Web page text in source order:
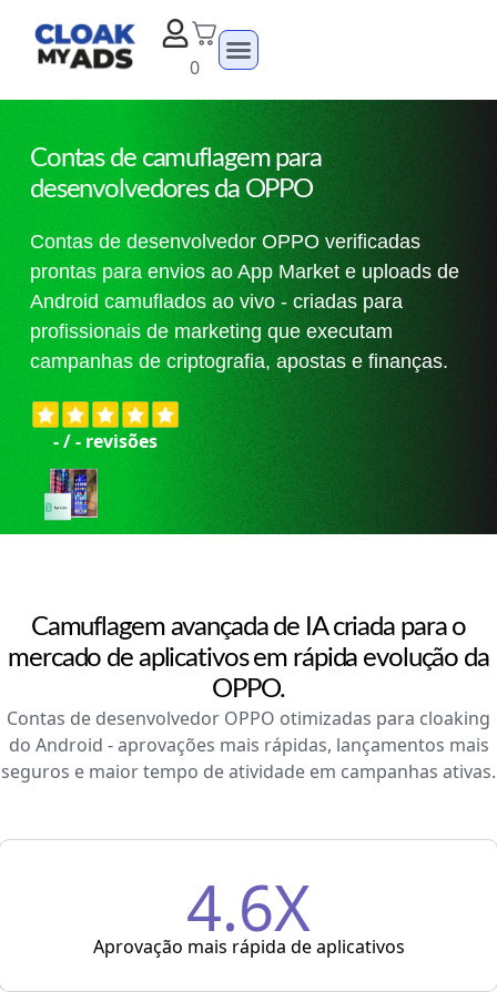
0
Contas de camuflagem para
desenvolvedores da OPPO
Contas de desenvolvedor OPPO verificadas
prontas para envios ao App Market e uploads de
Android camuflados ao vivo - criadas para
profissionais de marketing que executam
campanhas de criptografia, apostas e finanças.
-/- revisões
Camuflagem avançada de IA criada para o
mercado de aplicativos em rápida evolução da
OPPO.
Contas de desenvolvedor OPPO otimizadas para cloaking
do Android - aprovações mais rápidas, lançamentos mais
seguros e maior tempo de atividade em campanhas ativas.
4.6X
Aprovação mais rápida de aplicativos